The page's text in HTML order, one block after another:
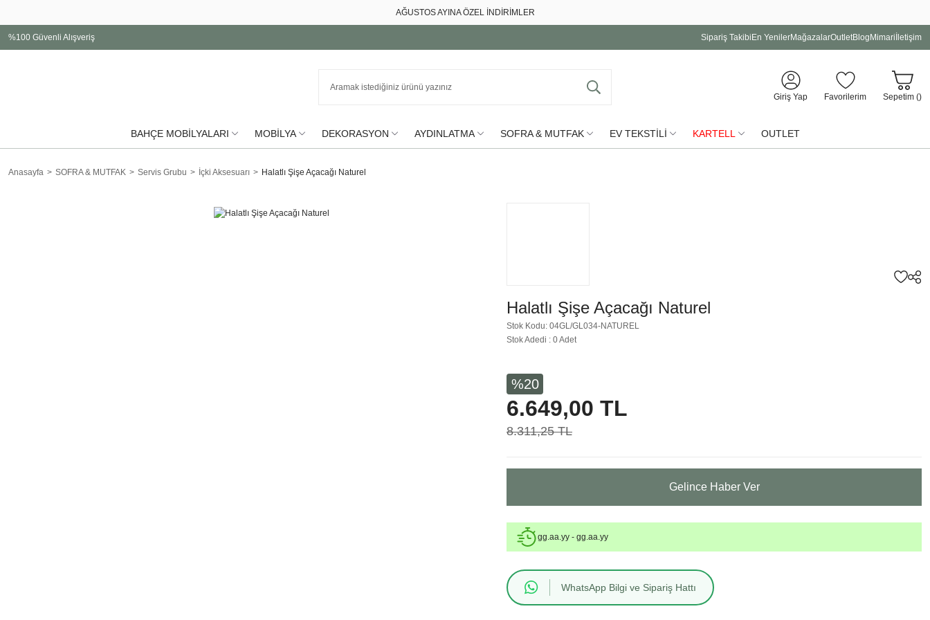
AĞUSTOS AYINA ÖZEL İNDİRİMLER
%100 Güvenli Alışveriş Sipariş Takibi En YenilerMağazalarOutletBlog Mimari İletişim
Giriş Yap Favorilerim Sepetim ()
BAHÇE MOBİLYALARI MOBİLYA DEKORASYON AYDINLATMA SOFRA & MUTFAK EV TEKSTİLİ KARTELL OUTLET
Anasayfa SOFRA & MUTFAK Servis Grubu İçki Aksesuarı Halatlı Şişe Açacağı Naturel
Halatlı Şişe Açacağı Naturel
Stok Kodu: 04GL/GL034-NATUREL
Stok Adedi : 0 Adet
%20
6.649,00 TL
8.311,25 TL
Gelince Haber Ver
gg.aa.yy - gg.aa.yy
WhatsApp Bilgi ve Sipariş Hattı